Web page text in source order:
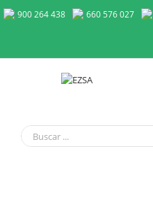
900 264 438 660 576 027